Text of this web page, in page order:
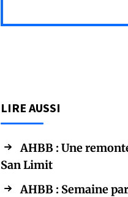
LIRE AUSSI
AHBB : Une
San Limit
AHBB : Semaine